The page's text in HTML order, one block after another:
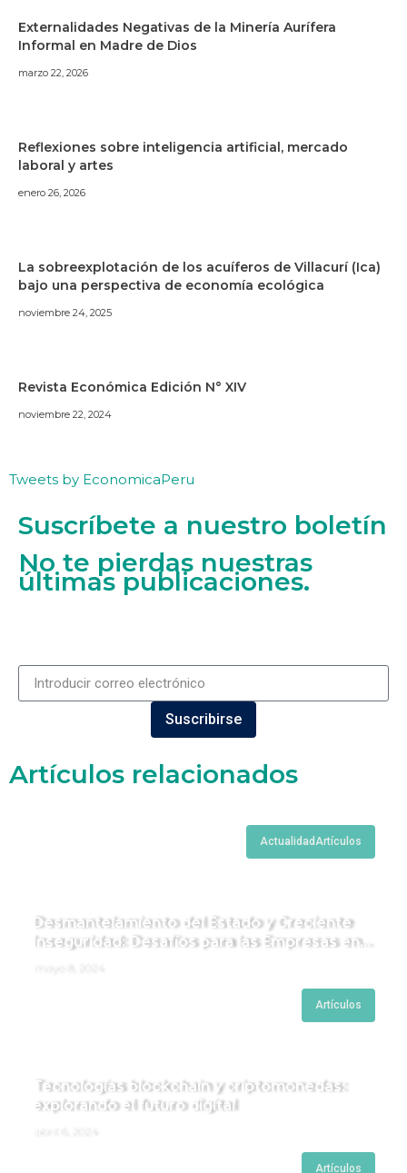
Externalidades Negativas de la Minería Aurífera
Informal en Madre de Dios
marzo 22, 2026
Reflexiones sobre inteligencia artificial, mercado
laboral y artes
enero 26, 2026
La sobreexplotación de los acuíferos de Villacurí (Ica)
bajo una perspectiva de economía ecológica
noviembre 24, 2025
Revista Económica Edición N° XIV
noviembre 22, 2024
Tweets by EconomicaPeru
Suscríbete a nuestro boletín
No te pierdas nuestras
últimas publicaciones.
Suscribirse
Artículos relacionados
ActualidadArtículos
Desmantelamiento del Estado y Creciente
Inseguridad: Desafíos para las Empresas en
Artículos
Tecnologías blockchain y criptomonedas:
explorando el futuro digital
Artículos